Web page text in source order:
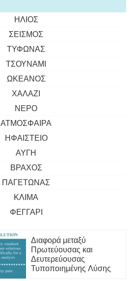
ΉΛΙΟΣ
ΣΕΙΣΜΌΣ
ΤΥΦΏΝΑΣ
ΤΣΟΥΝΆΜΙ
ΩΚΕΑΝΌΣ
ΧΑΛΆΖΙ
ΝΕΡΌ
ΑΤΜΌΣΦΑΙΡΑ
ΗΦΑΊΣΤΕΙΟ
ΑΥΓΉ
ΒΡΆΧΟΣ
ΠΑΓΕΤΏΝΑΣ
ΚΛΊΜΑ
ΦΕΓΓΆΡΙ
Διαφορά μεταξύ
Πρωτεύουσας και
Δευτερεύουσας
Τυποποιημένης Λύσης